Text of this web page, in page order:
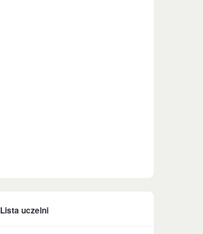
Lista uczelni